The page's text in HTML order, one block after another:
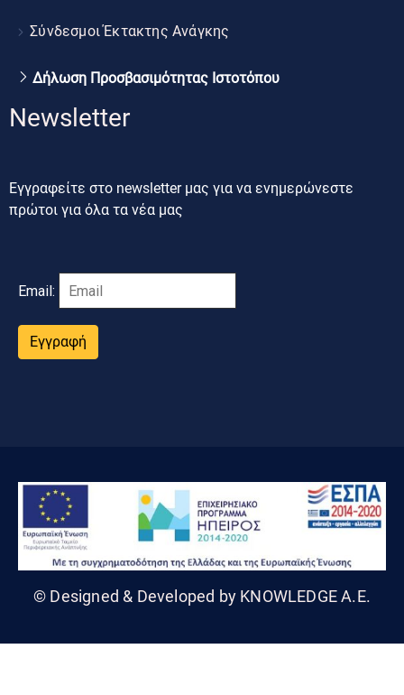
Σύνδεσμοι Έκτακτης Ανάγκης
Δήλωση Προσβασιμότητας Ιστοτόπου
Newsletter
Εγγραφείτε στο newsletter μας για να ενημερώνεστε
πρώτοι για όλα τα νέα μας
Email:
Εγγραφή
© Designed & Developed by KNOWLEDGE A.E.